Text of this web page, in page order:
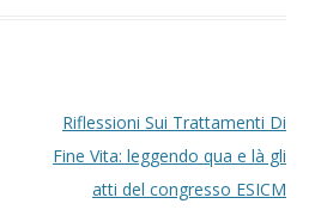
Riflessioni Sui Trattamenti Di
Fine Vita: leggendo qua e là gli
atti del congresso ESICM